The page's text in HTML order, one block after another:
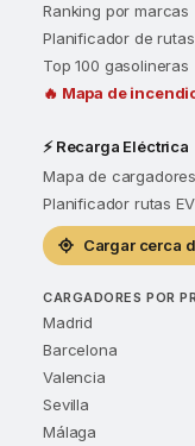
Ranking por marcas
Planificador de rutas
Top 100 gasolineras
🔥 Mapa de
⚡ Recarga Eléctrica
Mapa de cargadores
Planificador rutas EV
Cargar cerca
CARGADORES POR
Madrid
Barcelona
Valencia
Sevilla
Málaga